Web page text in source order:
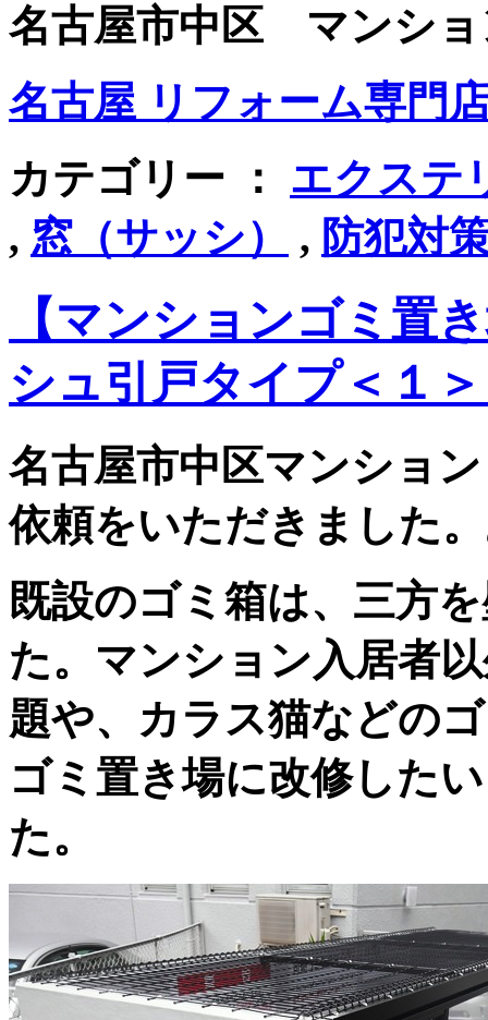
名古屋市中区 マンシ
名古屋 リフォーム専門
カテゴリー ： エクステ
, 窓（サッシ） , 防犯対
【マンションゴミ
シュ引戸タイプ＜１
名古屋市中区マンショ
依頼をいただきました
既設のゴミ箱は、三方
た。マンション入居者
題や、カラス猫などの
ゴミ置き場に改修した
た。